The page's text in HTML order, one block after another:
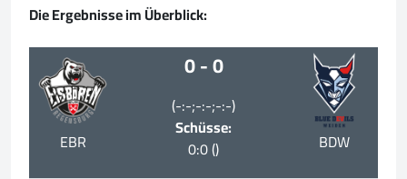
Die Ergebnisse im Überblick:
EBR
0 - 0
(-:-;-:-;-:-)
Schüsse:
0:0 ()
BDW